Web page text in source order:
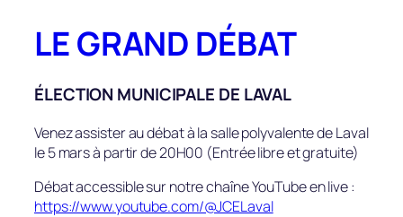
LE GRAND DÉBAT
ÉLECTION MUNICIPALE DE LAVAL
Venez assister au débat à la salle polyvalente de Laval
le 5 mars à partir de 20H00 (Entrée libre et gratuite)
Débat accessible sur notre chaîne YouTube en live :
https://www.youtube.com/@JCELaval